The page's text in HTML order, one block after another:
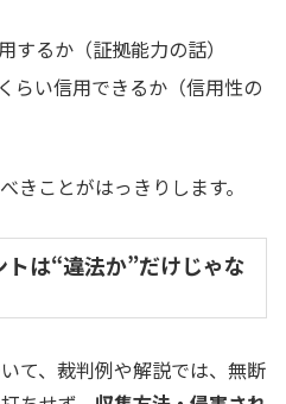
するか（証拠能力の話）
らい信用できるか（信用性の
きことがはっきりします。
は“違法か”だけじゃな
て、裁判例や解説では、無断